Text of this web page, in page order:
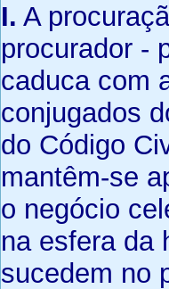
I. A
procurador -
caduca com
conjugados
do Código
mantêm-se
o negócio
na esfera da
sucedem no